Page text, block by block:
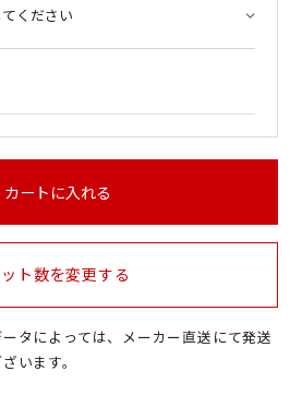
カートに入れる
ト数を変更する
タによっては、メーカー直送にて発送
います。